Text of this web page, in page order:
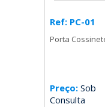
Ref: PC-01
Porta
Preço: Sob
Consulta